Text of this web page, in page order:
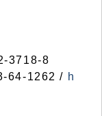
3718-8
64-1262 / h